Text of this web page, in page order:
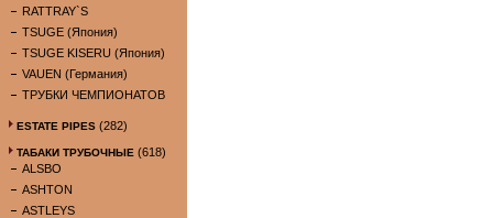
RATTRAY`S
TSUGE (Япония)
TSUGE KISERU (Япония)
VAUEN (Германия)
ТРУБКИ ЧЕМПИОНАТОВ
ESTATE PIPES (282)
ТАБАКИ ТРУБОЧНЫЕ (618)
ALSBO
ASHTON
ASTLEYS